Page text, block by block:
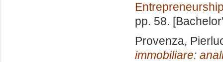
pp. 58.
Provenza,
immobiliare: